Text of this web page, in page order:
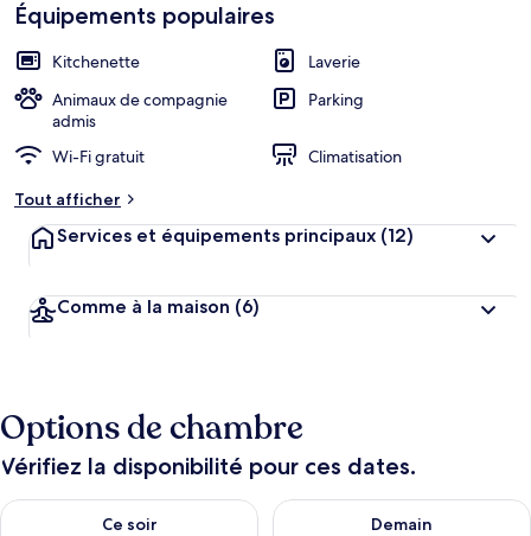
Équipements populaires
Kitchenette
Laverie
Animaux de compagnie
admis
Parking
Wi-Fi gratuit
Climatisation
Tout afficher
Services et équipements principaux (12)
Comme à la maison (6)
Options de chambre
Vérifiez la disponibilité pour ces dates.
Ce soir
Vérifier la disponibilité pour ce soir août 9 - août 10
Demain
Vérifier la disponibilité pour